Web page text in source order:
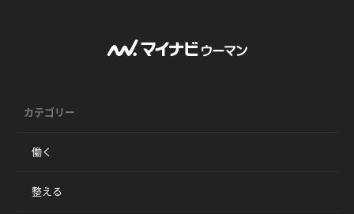
カテゴリー
働く
整える